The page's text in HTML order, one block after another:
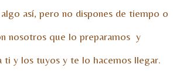
así, pero no dispones de tiempo o
nosotros que lo preparamos y
ti y los tuyos y te lo hacemos llegar.